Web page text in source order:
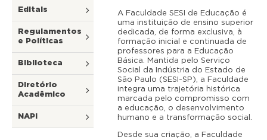
Editais
Regulamentos
e Políticas
Biblioteca
Diretório
Acadêmico
NAPI
A Faculdade SESI de Educação é
uma instituição de ensino superior
dedicada, de forma exclusiva, à
formação inicial e continuada de
professores para a Educação
Básica. Mantida pelo Serviço
Social da Indústria do Estado de
São Paulo (SESI-SP), a Faculdade
integra uma trajetória histórica
marcada pelo compromisso com
a educação, o desenvolvimento
humano e a transformação social.
Desde sua criação, a Faculdade